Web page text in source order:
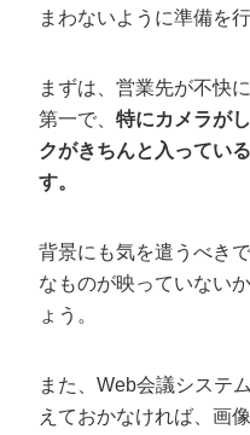
まわないように準備を
まずは、営業先が不快
第一で、 特にカメラが
クがきちんと入ってい
す。
背景にも気を遣うべき
なものが映っていない
ょう。
また、Web会議システ
えておかなければ、画